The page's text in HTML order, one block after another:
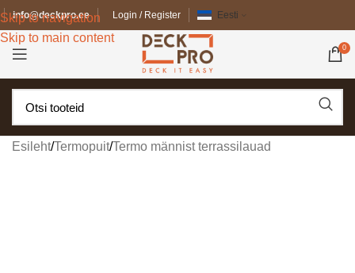
Skip to navigation
Skip to main content
info@deckpro.ee Login / Register Eesti
0
Esileht/Termopuit/Termo männist terrassilauad